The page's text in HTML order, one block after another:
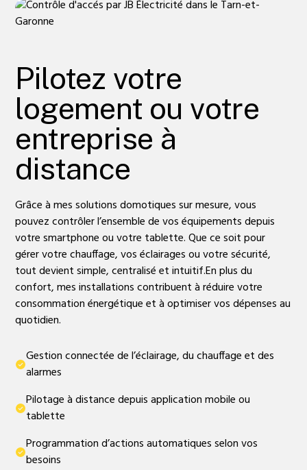
Pilotez votre
logement ou votre
entreprise à
distance
Grâce à mes solutions domotiques sur mesure, vous
pouvez contrôler l’ensemble de vos équipements depuis
votre smartphone ou votre tablette. Que ce soit pour
gérer votre chauffage, vos éclairages ou votre sécurité,
tout devient simple, centralisé et intuitif.En plus du
confort, mes installations contribuent à réduire votre
consommation énergétique et à optimiser vos dépenses au
quotidien.
Gestion connectée de l’éclairage, du chauffage et des
alarmes
Pilotage à distance depuis application mobile ou
tablette
Programmation d’actions automatiques selon vos
besoins